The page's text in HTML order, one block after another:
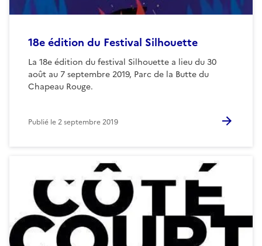
18e édition du Festival Silhouette
La 18e édition du festival Silhouette a lieu du 30
août au 7 septembre 2019, Parc de la Butte du
Chapeau Rouge.
Publié le2 septembre 2019